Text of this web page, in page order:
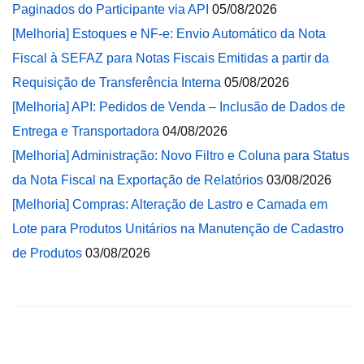
Paginados do Participante via API 05/08/2026
[Melhoria] Estoques e NF-e: Envio Automático da Nota
Fiscal à SEFAZ para Notas Fiscais Emitidas a partir da
Requisição de Transferência Interna 05/08/2026
[Melhoria] API: Pedidos de Venda – Inclusão de Dados de
Entrega e Transportadora 04/08/2026
[Melhoria] Administração: Novo Filtro e Coluna para Status
da Nota Fiscal na Exportação de Relatórios 03/08/2026
[Melhoria] Compras: Alteração de Lastro e Camada em
Lote para Produtos Unitários na Manutenção de Cadastro
de Produtos 03/08/2026